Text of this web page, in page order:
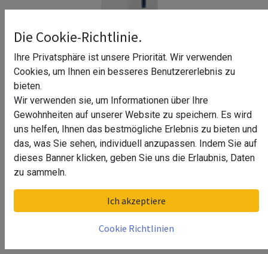
Tischklemme Klemstar
Oberfläche
Die Cookie-Richtlinie.
Ihre Privatsphäre ist unsere Priorität. Wir verwenden
Cookies, um Ihnen ein besseres Benutzererlebnis zu
bieten.
Wir verwenden sie, um Informationen über Ihre
Gewohnheiten auf unserer Website zu speichern. Es wird
uns helfen, Ihnen das bestmögliche Erlebnis zu bieten und
das, was Sie sehen, individuell anzupassen. Indem Sie auf
dieses Banner klicken, geben Sie uns die Erlaubnis, Daten
zu sammeln.
Ich akzeptiere
Cookie Richtlinien